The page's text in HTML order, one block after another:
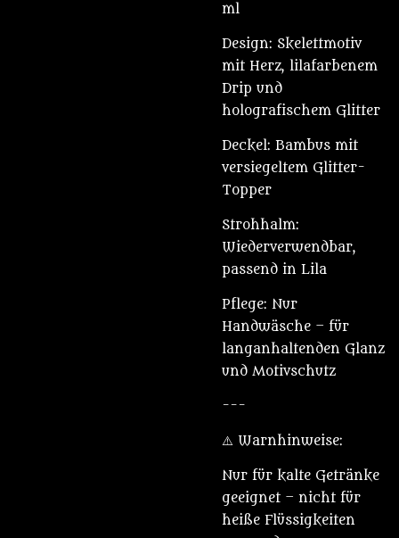
ml
Design: Skelettmotiv
mit Herz, lilafarbenem
Drip und
holografischem Glitter
Deckel: Bambus mit
versiegeltem Glitter-
Topper
Strohhalm:
Wiederverwendbar,
passend in Lila
Pflege: Nur
Handwäsche – für
langanhaltenden Glanz
und Motivschutz
---
⚠️ Warnhinweise:
Nur für kalte Getränke
geeignet – nicht für
heiße Flüssigkeiten